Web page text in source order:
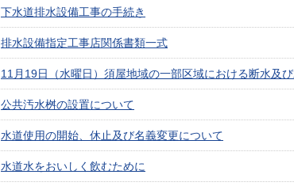
下水道排水設備工事の手続き
排水設備指定工事店関係書類一式
11月19日（水曜日）須屋地域の一部区域における断水及
公共汚水桝の設置について
水道使用の開始、休止及び名義変更について
水道水をおいしく飲むために